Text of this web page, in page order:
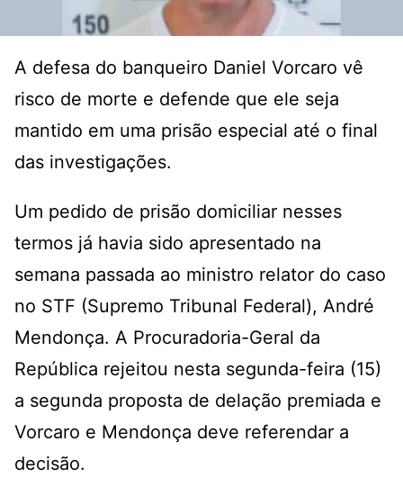
A defesa do banqueiro Daniel Vorcaro vê
risco de morte e defende que ele seja
mantido em uma prisão especial até o final
das investigações.
Um pedido de prisão domiciliar nesses
termos já havia sido apresentado na
semana passada ao ministro relator do caso
no STF (Supremo Tribunal Federal), André
Mendonça. A Procuradoria-Geral da
República rejeitou nesta segunda-feira (15)
a segunda proposta de delação premiada e
Vorcaro e Mendonça deve referendar a
decisão.